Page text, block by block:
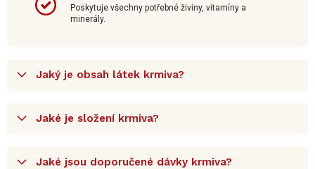
Poskytuje všechny potřebné živiny, vitamíny a
minerály.
Jaký je obsah látek krmiva?
Jaké je složení krmiva?
Jaké jsou doporučené dávky krmiva?